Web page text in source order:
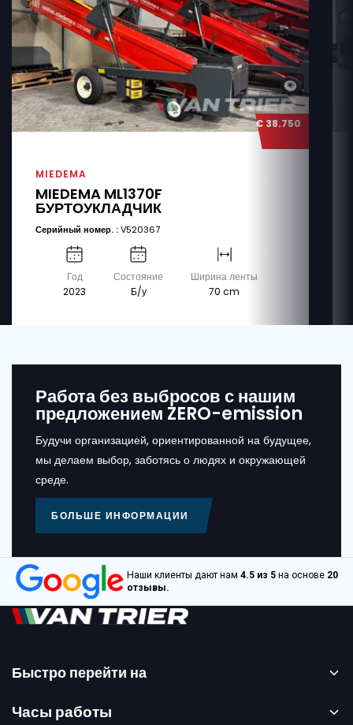
€ 38.750
MIEDEMA
MIEDEMA ML1370F
БУРТОУКЛАДЧИК
Серийный номер. :V520367
Год
2023
Состояние
Б/у
Ширина ленты
70 cm
Работа без выбросов с нашим
предложением ZERO-emission
Будучи организацией, ориентированной на будущее,
мы делаем выбор, заботясь о людях и окружающей
среде.
БОЛЬШЕ ИНФОРМАЦИИ
Наши клиенты дают нам 4.5 из 5 на основе 20
отзывы.
Быстро перейти на
Главная страница
Часы работы